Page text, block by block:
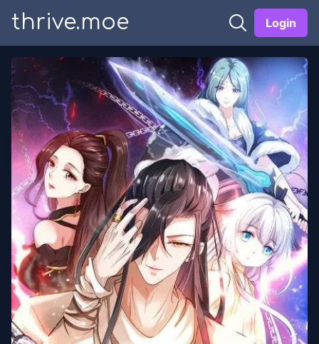
thrive.moe Login